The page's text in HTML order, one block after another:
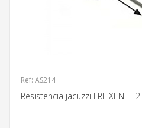
Ref: AS214
Resistencia jacuzzi FREIXENET